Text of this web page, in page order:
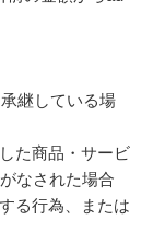
継している場
た商品・サービ
なされた場合
る行為、または